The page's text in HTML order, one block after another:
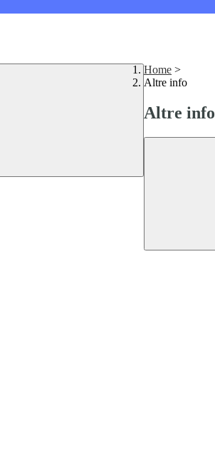
Home >
Altre info
Altre info